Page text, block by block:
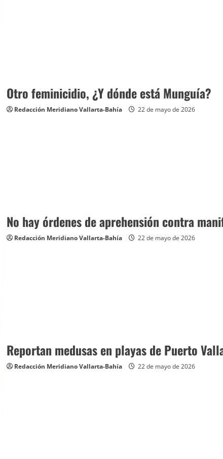
Otro feminicidio, ¿Y dónde está Munguía?
Redacción Meridiano Vallarta-Bahía 22 de mayo de 2026
No hay órdenes de aprehensión contra
Redacción Meridiano Vallarta-Bahía 22 de mayo de 2026
Reportan medusas en playas de Puerto
Redacción Meridiano Vallarta-Bahía 22 de mayo de 2026